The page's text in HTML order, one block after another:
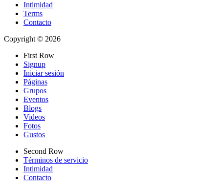
Intimidad
Terms
Contacto
Copyright © 2026
First Row
Signup
Iniciar sesión
Páginas
Grupos
Eventos
Blogs
Videos
Fotos
Gustos
Second Row
Términos de servicio
Intimidad
Contacto